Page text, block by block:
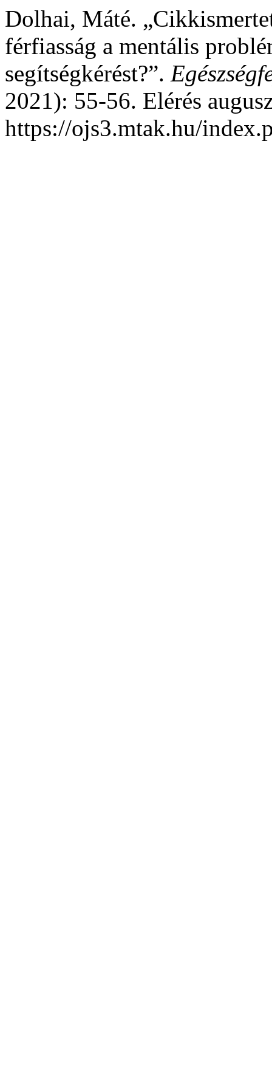
Dolhai, Máté.
férfiasság a mentális
segítségkérést?”.
2021): 55-56. Elérés
https://ojs3.mtak.hu/